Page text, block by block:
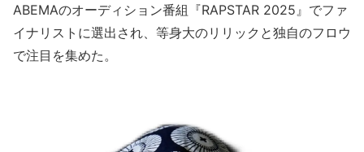
ABEMAのオーディション番組『RAPSTAR 2025』でファ
イナリストに選出され、等身大のリリックと独自のフロウ
で注目を集めた。